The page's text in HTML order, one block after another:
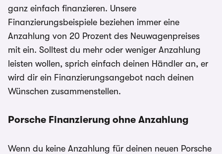
ganz einfach finanzieren. Unsere
Finanzierungsbeispiele beziehen immer eine
Anzahlung von 20 Prozent des Neuwagenpreises
mit ein. Solltest du mehr oder weniger Anzahlung
leisten wollen, sprich einfach deinen Händler an, er
wird dir ein Finanzierungsangebot nach deinen
Wünschen zusammenstellen.
Porsche Finanzierung ohne Anzahlung
Wenn du keine Anzahlung für deinen neuen Porsche